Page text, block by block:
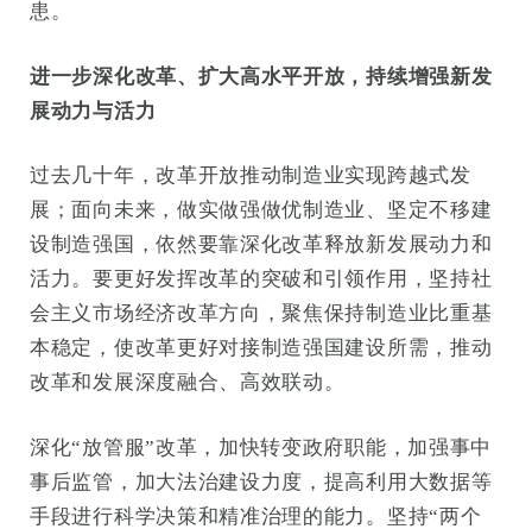
患。
进一步深化改革、扩大高水平开放，持续增强新发
展动力与活力
过去几十年，改革开放推动制造业实现跨越式发
展；面向未来，做实做强做优制造业、坚定不移建
设制造强国，依然要靠深化改革释放新发展动力和
活力。要更好发挥改革的突破和引领作用，坚持社
会主义市场经济改革方向，聚焦保持制造业比重基
本稳定，使改革更好对接制造强国建设所需，推动
改革和发展深度融合、高效联动。
深化“放管服”改革，加快转变政府职能，加强事中
事后监管，加大法治建设力度，提高利用大数据等
手段进行科学决策和精准治理的能力。坚持“两个